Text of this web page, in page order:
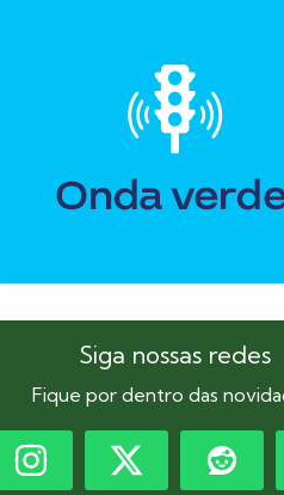
Siga nossas redes
Fique por dentro das